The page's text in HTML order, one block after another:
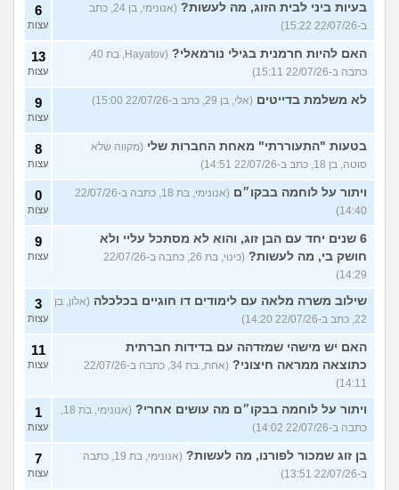
בעיות ביני לבית הזוג, מה לעשות?
(אנונימי, בן 24, כתב
ב-22/07/26 15:22)
6
עצות
האם להיות חרמנית בגילי נורמאלי?
(Hayatov, בת 40,
כתבה ב-22/07/26 15:11)
13
עצות
לא משלמת בדייטים (אלי, בן 29, כתב ב-22/07/26 15:00) 9
עצות
בטעות "התעוררתי" מאחת החברות שלי (מקווה שלא
סוטה, בן 18, כתב ב-22/07/26 14:51)
8
עצות
ויתור על לוחמה בבקו״ם
(אנונימי, בת 18, כתבה ב-22/07/26
14:40)
0
עצות
6 שנים יחד עם הבן זוג, והוא לא מסתכל עליי ולא
חושק בי, מה לעשות?
(כינוי, בת 26, כתבה ב-22/07/26
14:29)
9
עצות
שילוב משרה מלאה עם לימודים דו חוגיים בכלכלה (אלון, בן
22, כתב ב-22/07/26 14:20)
3
עצות
האם יש מישהי שמזדהה עם בדידות חברתית
כתוצאה ממראה חיצוני?
(אחת, בת 34, כתבה ב-22/07/26
14:11)
11
עצות
ויתור על לוחמה בבקו״ם מה עושים אחרי?
(אנונימי, בת 18,
כתבה ב-22/07/26 14:02)
1
עצות
בן זוג שמכור לפורנו, מה לעשות?
(אנונימי, בת 19, כתבה
ב-22/07/26 13:51)
7
עצות